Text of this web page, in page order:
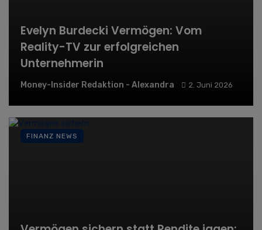
Evelyn Burdecki Vermögen: Vom
Reality-TV zur erfolgreichen
Unternehmerin
Money-Insider Redaktion - Alexandra 2. Juni 2026
FINANZ NEWS